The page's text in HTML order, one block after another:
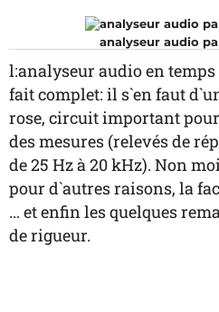
analyseur audio
l:analyseur audio en temps
fait complet: il s`en faut
rose, circuit important
des mesures (relevés de
de 25 Hz à 20 kHz). Non
pour d`autres raisons, la
... et enfin les quelques
de rigueur.